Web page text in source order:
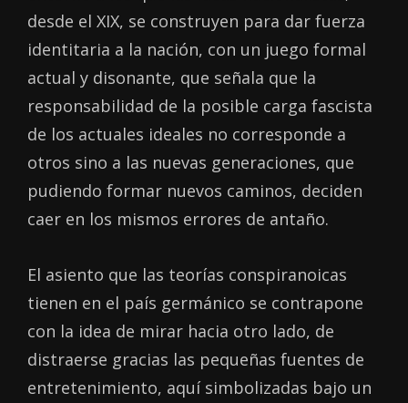
desde el XIX, se construyen para dar fuerza
identitaria a la nación, con un juego formal
actual y disonante, que señala que la
responsabilidad de la posible carga fascista
de los actuales ideales no corresponde a
otros sino a las nuevas generaciones, que
pudiendo formar nuevos caminos, deciden
caer en los mismos errores de antaño.
El asiento que las teorías conspiranoicas
tienen en el país germánico se contrapone
con la idea de mirar hacia otro lado, de
distraerse gracias las pequeñas fuentes de
entretenimiento, aquí simbolizadas bajo un